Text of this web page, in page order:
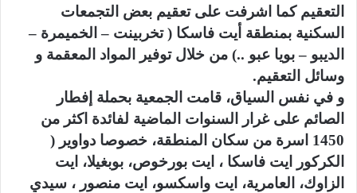
التعقيم كما اشرفت على تعقيم بعض التجمعات
السكنية بمنطقة أيت فاسكا ( تخربينت – الخميمرة –
الديبو – بويا عبو ..) من خلال توفير المواد المعقمة و
وسائل التعقيم.
و في نفس السياق، قامت الجمعية بحملة إفطار
الصائم على غرار السنوات الماضية لفائدة اكثر من
1450 اسرة من سكان المنطقة، خصوصا دواوير (
الكركور ايت فاسكا ، ايت بورخوص، بوبغيلا، ايت
الزاوك، العامرية، ايت واسكسو، ايت منصور ، سيدي